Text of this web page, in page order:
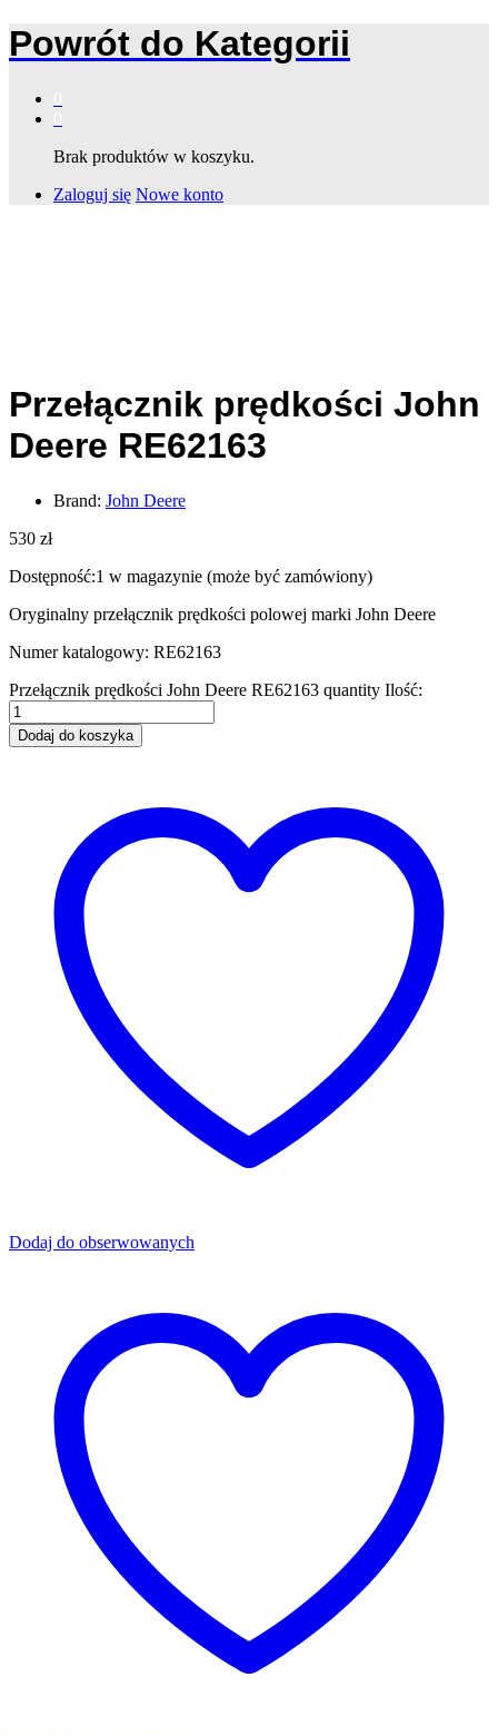
Powrót do Kategorii
Brak produktów w koszyku.
Zaloguj się Nowe konto
Przełącznik prędkości John
Deere RE62163
Brand: John Deere
530 zł
Dostępność:1 w magazynie (może być zamówiony)
Oryginalny przełącznik prędkości polowej marki John Deere
Numer katalogowy: RE62163
Przełącznik prędkości John Deere RE62163 quantity Ilość:
Dodaj do koszyka
Dodaj do obserwowanych